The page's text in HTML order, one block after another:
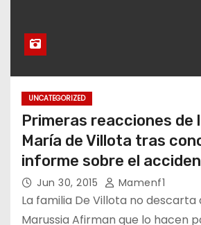
UNCATEGORIZED
Primeras reacciones de
María de Villota tras
informe sobre el
Jun 30, 2015 Mamenf1
La familia De Villota no
Marussia Afirman que lo hacen